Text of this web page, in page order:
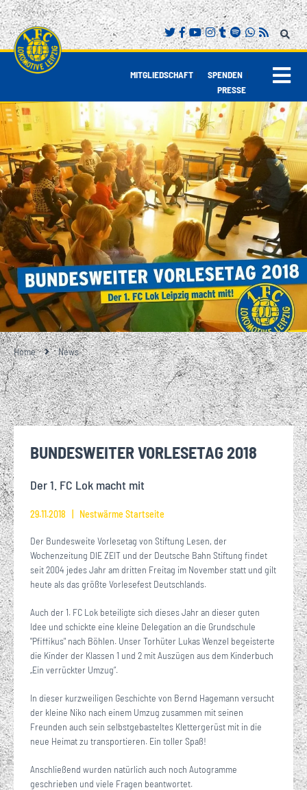
MITGLIEDSCHAFT| SPENDEN |
PRESSE
Home News
BUNDESWEITER VORLESETAG 2018
Der 1. FC Lok macht mit
29.11.2018 Nestwärme Startseite
Der Bundesweite Vorlesetag von Stiftung Lesen, der
Wochenzeitung DIE ZEIT und der Deutsche Bahn Stiftung findet
seit 2004 jedes Jahr am dritten Freitag im November statt und gilt
heute als das größte Vorlesefest Deutschlands.
Auch der 1. FC Lok beteiligte sich dieses Jahr an dieser guten
Idee und schickte eine kleine Delegation an die Grundschule
"Pfiffikus" nach Böhlen. Unser Torhüter Lukas Wenzel begeisterte
die Kinder der Klassen 1 und 2 mit Auszügen aus dem Kinderbuch
„Ein verrückter Umzug“.
In dieser kurzweiligen Geschichte von Bernd Hagemann versucht
der kleine Niko nach einem Umzug zusammen mit seinen
Freunden auch sein selbstgebasteltes Klettergerüst mit in die
neue Heimat zu transportieren. Ein toller Spaß!
Anschließend wurden natürlich auch noch Autogramme
geschrieben und viele Fragen beantwortet.